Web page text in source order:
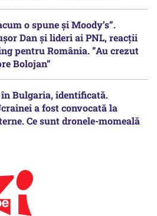
o spune și Moody’s”.
Dan și lideri ai PNL, reacții
pentru România. ”Au crezut
Bolojan”
Bulgaria, identificată.
a fost convocată la
Ce sunt dronele-momeală